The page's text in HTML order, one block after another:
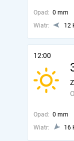
Opad: 0 mm
Wiatr:
12
12:00
Opad: 0 mm
Wiatr:
16